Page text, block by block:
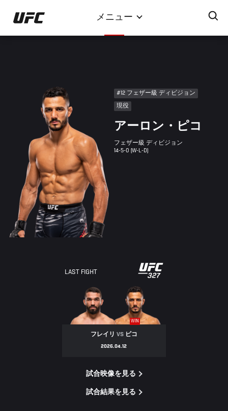
イ
ン
メニュー
#12 フェザー級 ディビジョン
現役
アーロン・ピコ
フェザー級 ディビジョン
14-5-0 (W-L-D)
LAST FIGHT
WIN
フレイリ VSピコ
2026.04.12
試合映像を見る
試合結果を見る